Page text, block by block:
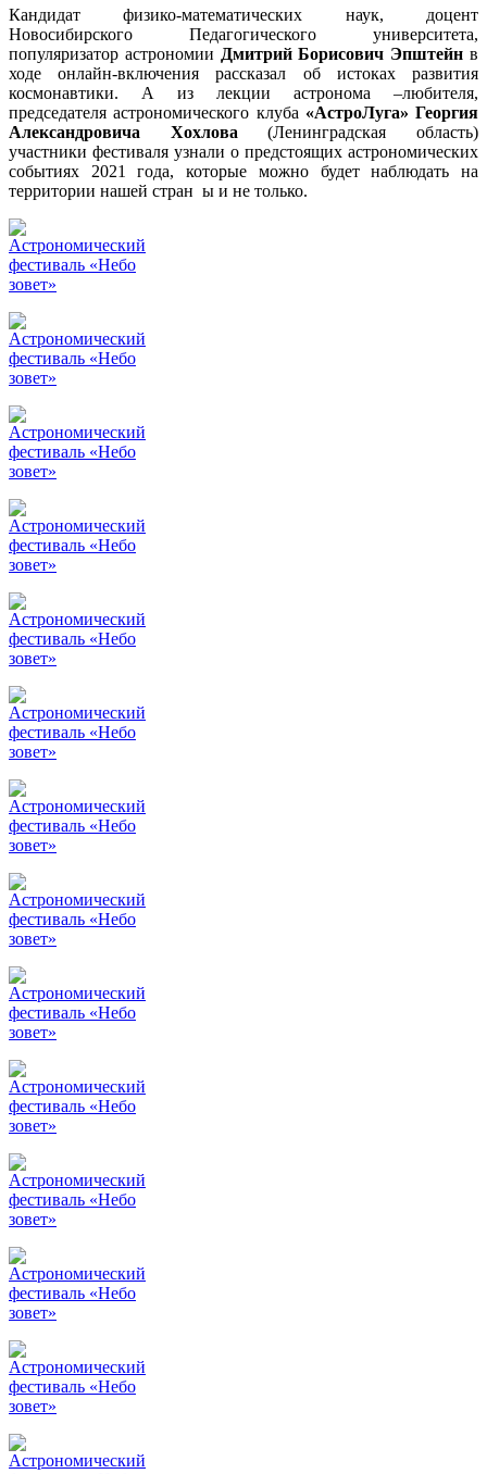
Кандидат физико-математических наук, доцент
Новосибирского Педагогического университета,
популяризатор астрономии Дмитрий Борисович Эпштейн в
ходе онлайн-включения рассказал об истоках развития
космонавтики. А из лекции астронома –любителя,
председателя астрономического клуба «АстроЛуга» Георгия
Александровича Хохлова (Ленинградская область)
участники фестиваля узнали о предстоящих астрономических
событиях 2021 года, которые можно будет наблюдать на
территории нашей стран ы и не только.